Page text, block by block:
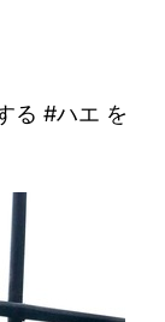
る #ハエ を